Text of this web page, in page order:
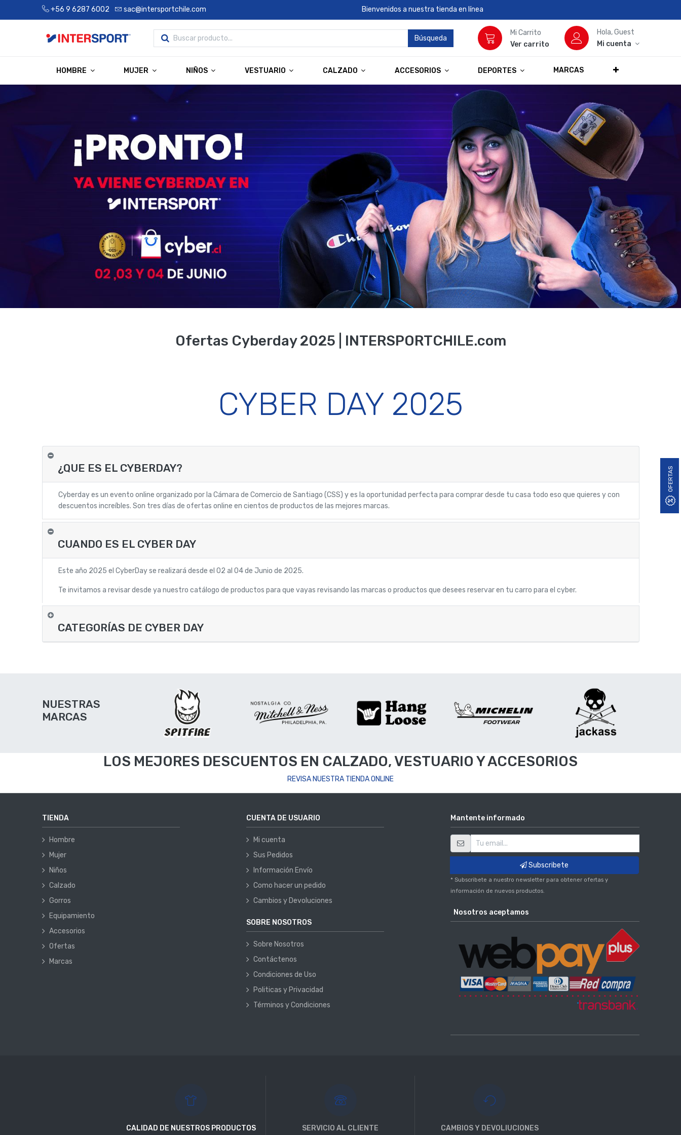
OFERTAS
+56 9 6287 6002 sac@intersportchile.com Bienvenidos a nuestra tienda en línea
Búsqueda
Mi Carrito
Ver carrito
Hola, Guest
Mi cuenta
HOMBRE MUJER NIÑOS VESTUARIO CALZADO ACCESORIOS DEPORTES MARCAS
Ofertas Cyberday 2025 | INTERSPORTCHILE.com
CYBER DAY 2025
¿QUE ES EL CYBERDAY?
Cyberday es un evento online organizado por la Cámara de Comercio de Santiago (CSS) y es la oportunidad perfecta para comprar desde tu casa todo eso que quieres y con
descuentos increíbles. Son tres días de ofertas online en cientos de productos de las mejores marcas.
CUANDO ES EL CYBER DAY
Este año 2025 el CyberDay se realizará desde el 02 al 04 de Junio de 2025.
Te invitamos a revisar desde ya nuestro catálogo de productos para que vayas revisando las marcas o productos que desees reservar en tu carro para el cyber.
CATEGORÍAS DE CYBER DAY
NUESTRAS
MARCAS
LOS MEJORES DESCUENTOS EN CALZADO, VESTUARIO Y ACCESORIOS
REVISA NUESTRA TIENDA ONLINE
TIENDA
Hombre
Mujer
Niños
Calzado
Gorros
Equipamiento
Accesorios
Ofertas
Marcas
CUENTA DE USUARIO
Mi cuenta
Sus Pedidos
Información Envío
Como hacer un pedido
Cambios y Devoluciones
SOBRE NOSOTROS
Sobre Nosotros
Contáctenos
Condiciones de Uso
Politicas y Privacidad
Términos y Condiciones
Mantente informado
Subscribete
* Subscribete a nuestro newsletter para obtener ofertas y
información de nuevos productos.
Nosotros aceptamos
CALIDAD DE NUESTROS PRODUCTOS SERVICIO AL CLIENTE CAMBIOS Y DEVOLIUCIONES